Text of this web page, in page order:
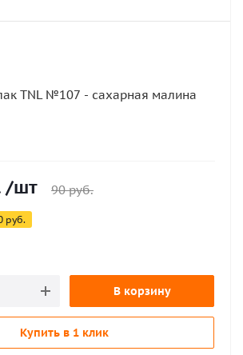
TNL №107 - сахарная малина
/шт 90руб.
руб.
В корзину
Купить в 1 клик